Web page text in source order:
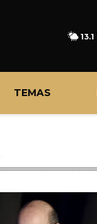
13.1
TEMAS